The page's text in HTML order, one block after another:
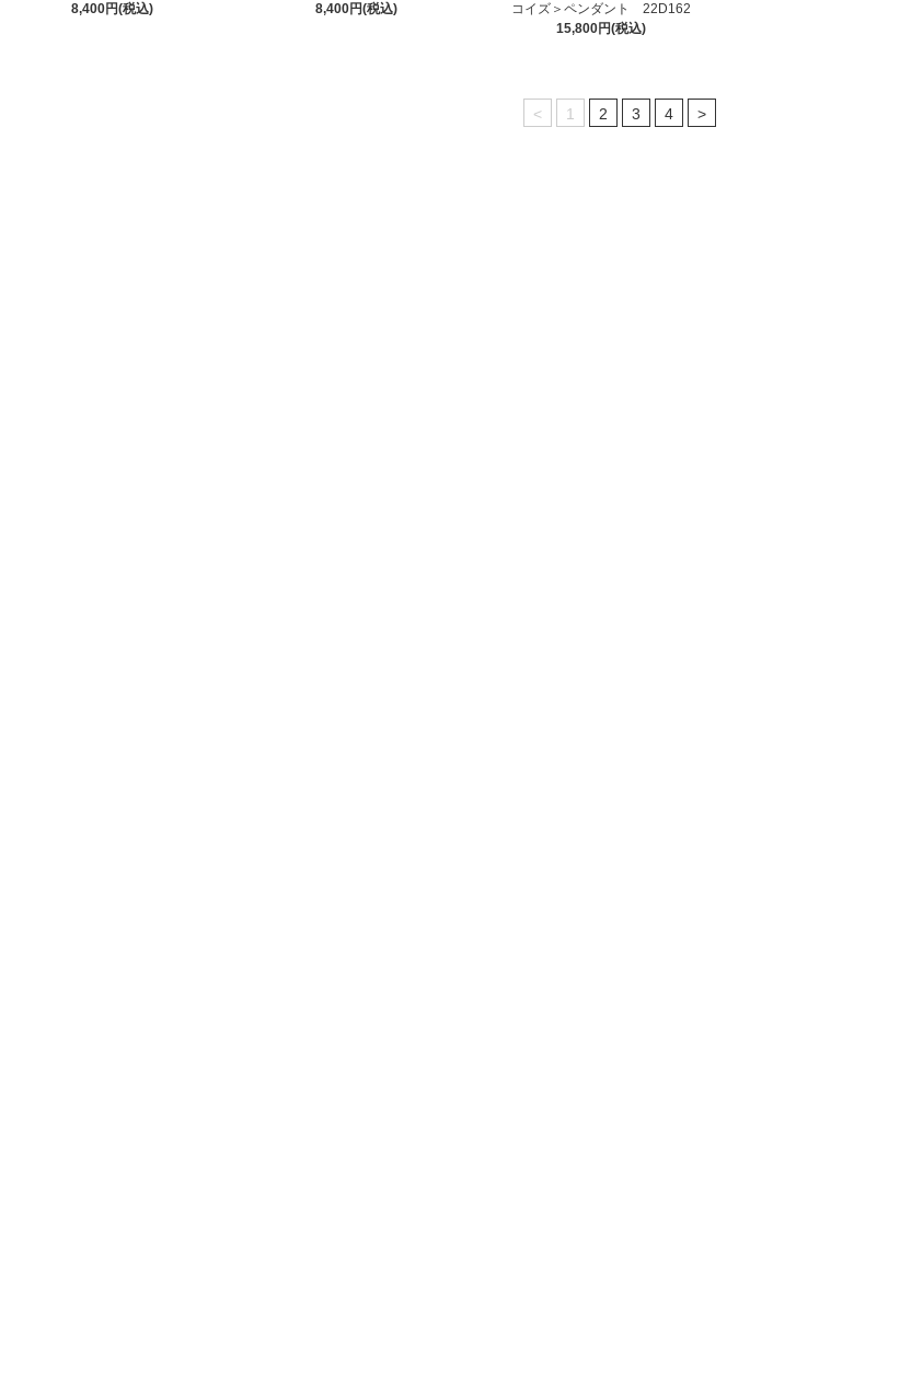
8,400円(税込)
8,400円(税込)
コイズ＞ペンダント 22D162
15,800円(税込)
< 1 2 3 4 >